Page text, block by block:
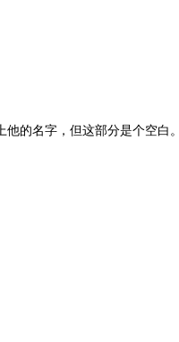
的名字，但这部分是个空白